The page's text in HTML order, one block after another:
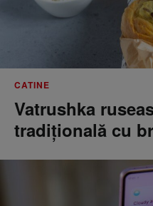
CATINE
Vatrushka
tradițională cu